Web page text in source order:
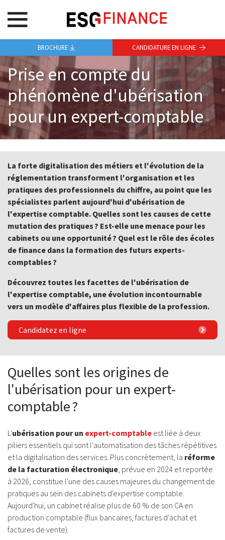
Prise en compte du
phénomène d'ubérisation
pour un expert-comptable
La forte digitalisation des métiers et l'évolution de la
réglementation transforment l'organisation et les
pratiques des professionnels du chiffre, au point que les
spécialistes parlent aujourd'hui d'ubérisation de
l'expertise comptable. Quelles sont les causes de cette
mutation des pratiques ? Est-elle une menace pour les
cabinets ou une opportunité ? Quel est le rôle des écoles
de finance dans la formation des futurs experts-
comptables ?
Découvrez toutes les facettes de l'ubérisation de
l'expertise comptable, une évolution incontournable
vers un modèle d'affaires plus flexible de la profession.
Candidatez en ligne
Quelles sont les origines de
l'ubérisation pour un expert-
comptable ?
L'ubérisation pour un expert-comptable est liée à deux
piliers essentiels qui sont l'automatisation des tâches répétitives
et la digitalisation des services. Plus concrètement, la réforme
de la facturation électronique, prévue en 2024 et reportée
à 2026, constitue l'une des causes majeures du changement de
pratiques au sein des cabinets d'expertise comptable.
Aujourd'hui, un cabinet réalise plus de 60 % de son CA en
production comptable (flux bancaires, factures d'achat et
factures de vente).
BROCHURE CANDIDATURE EN LIGNE